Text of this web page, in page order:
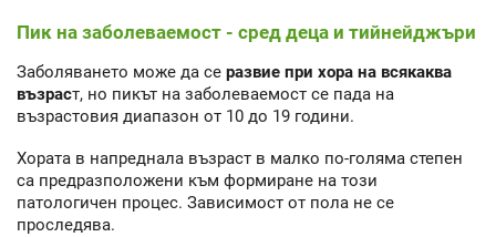
Пик на заболеваемост - сред деца и тийнейджъри
Заболяването може да се развие при хора на всякаква
възраст, но пикът на заболеваемост се пада на
възрастовия диапазон от 10 до 19 години.
Хората в напреднала възраст в малко по-голяма степен
са предразположени към формиране на този
патологичен процес. Зависимост от пола не се
проследява.